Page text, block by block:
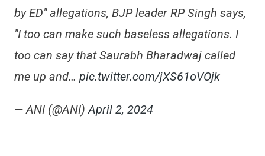
by ED" allegations, BJP leader RP Singh says,
"I too can make such baseless allegations. I
too can say that Saurabh Bharadwaj called
me up and… pic.twitter.com/jXS61oVOjk
— ANI (@ANI)April 2, 2024